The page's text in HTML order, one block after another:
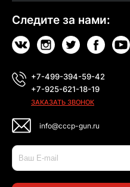
Следите за нами:
+7-499-394-59-42
+7-925-621-18-19
ЗАКАЗАТЬ ЗВОНОК
info@cccp-gun.ru